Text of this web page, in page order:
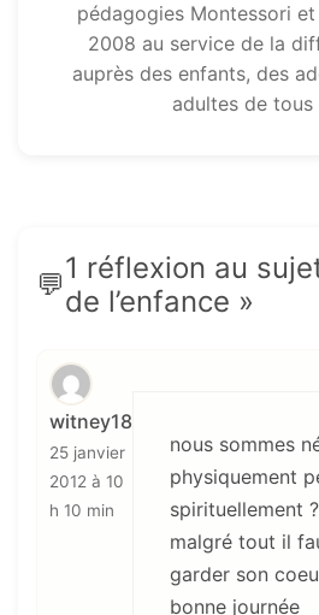
pédagogies Montessori
2008 au service de la
auprès des enfants, des
adultes de tous
1 réflexion au
de l’enfance »
witney18
25 janvier
2012 à 10
h 10 min
nous sommes
physiquement
spirituellement
malgré tout il
garder son
bonne journée